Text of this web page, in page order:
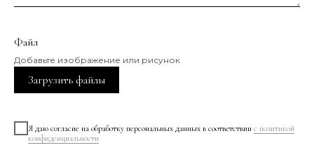
Файл
Добавьте изображение или рисунок
Загрузить файлы
Я даю согласие на обработку персональных данных в соответствии с политикой
конфиденциальности